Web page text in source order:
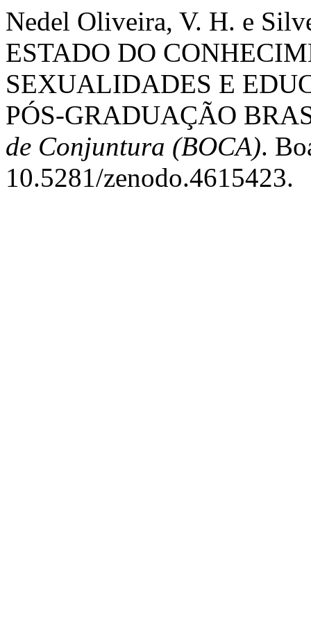
Nedel Oliveira, V. H. e
ESTADO DO
SEXUALIDADES E
PÓS-GRADUAÇÃO
de Conjuntura (BOCA).
10.5281/zenodo.4615423.